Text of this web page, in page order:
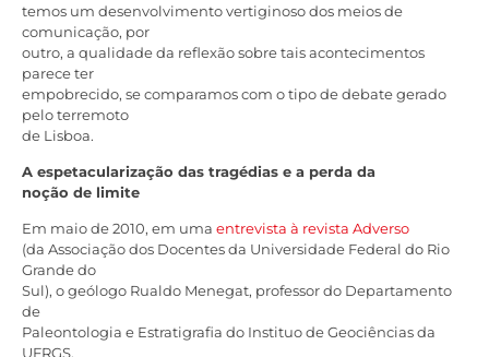
temos um desenvolvimento vertiginoso dos meios de
comunicação, por
outro, a qualidade da reflexão sobre tais acontecimentos
parece ter
empobrecido, se comparamos com o tipo de debate gerado
pelo terremoto
de Lisboa.
A espetacularização das tragédias e a perda da
noção de limite
Em maio de 2010, em uma entrevista à revista Adverso
(da Associação dos Docentes da Universidade Federal do Rio
Grande do
Sul), o geólogo Rualdo Menegat, professor do Departamento
de
Paleontologia e Estratigrafia do Instituo de Geociências da
UFRGS,